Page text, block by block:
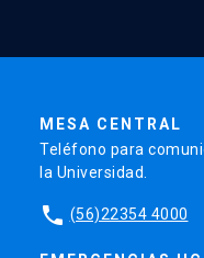
MESA CENTRAL
Teléfono para
la Universidad.
phone (56)22354 4000